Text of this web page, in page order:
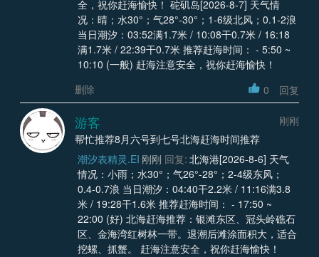
全，祝你赶海愉快！ 砣矶岛[2026-8-7] 天气情
况：晴；水30°；气28°-30°；1-6级北风；0.1-2浪
当日潮汐：03:52满1.7米 / 10:08干0.7米 / 16:18
满1.7米 / 22:39干0.7米 推荐赶海时间： - 5:50 ~
10:10 (一般) 赶海注意安全，祝你赶海愉快！
删除
0 回复
游客
刚刚
帮忙推荐8月六号到七号北海赶海时间推荐
潮汐表精灵.EI 刚刚 回复: 北海港[2026-8-6] 天气
情况：小雨；水30°；气26°-28°；2-4级东风；
0.4-0.7浪 当日潮汐：04:40干2.2米 / 11:16满3.8
米 / 19:28干1.6米 推荐赶海时间： - 17:50 ~
22:00 (好) 北海赶海推荐：银滩东区、冠头岭礁石
区、金海湾红树林一带。退潮后滩涂面积大，适合
挖螺、抓蟹。 赶海注意安全，祝你赶海愉快！